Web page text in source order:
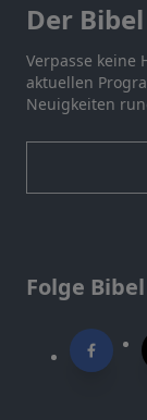
Der
Verpasse keine
aktuellen
Neuigkeiten
Folge